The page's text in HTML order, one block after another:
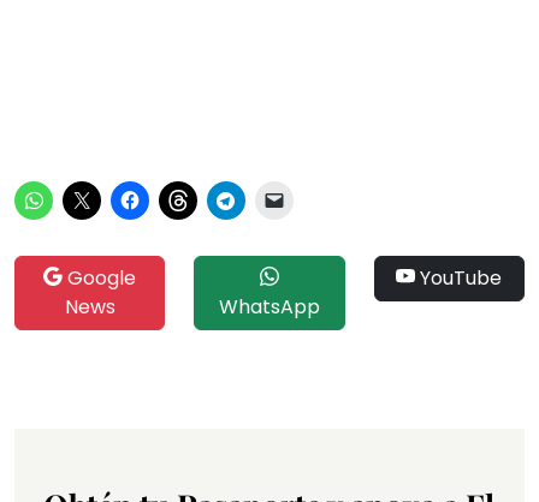
Google
News
WhatsApp
YouTube